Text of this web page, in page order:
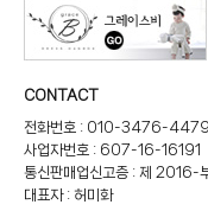
CONTACT
전화번호 : 010-3476-4479
사업자번호 : 607-16-16191
통신판매업신고증 : 제 2016-
대표자 : 허미화